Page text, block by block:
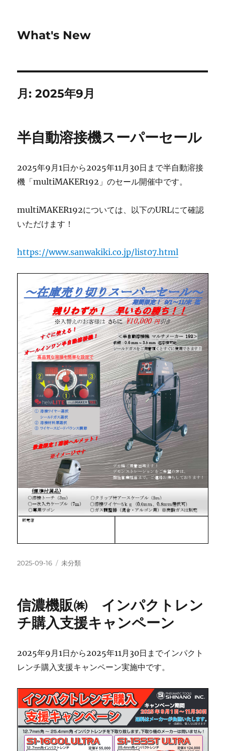
What's New
月:2025年9月
半自動溶接機スーパーセール
2025年9月1日から2025年11月30日まで半自動溶接
機「multiMAKER192」のセール開催中です。
multiMAKER192については、以下のURLにて確認
いただけます！
https://www.sanwakiki.co.jp/list07.html
投
2025-09-16
カ
ー
未分類
信濃機販㈱ インパクトレン
チ購入支援キャンペーン
2025年9月1日から2025年11月30日までインパクト
レンチ購入支援キャンペーン実施中です。